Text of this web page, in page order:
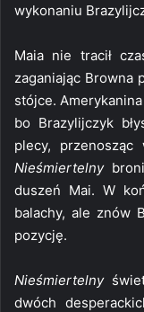
wykonaniu
Maia nie tracił
zaganiając Browna
stójce.
bo Brazylijczyk
plecy,
Nieśmiertelny
duszeń Mai. W
balachy, ale znów
pozycję.
Nieśmiertelny
dwóch